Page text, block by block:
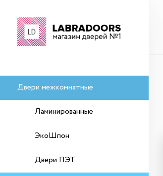
Двери межкомнатные
Ламинированные
ЭкоШпон
Двери ПЭТ